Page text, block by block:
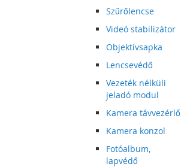
Szűrőlencse
Videó stabilizátor
Objektívsapka
Lencsevédő
Vezeték nélküli
jeladó modul
Kamera távvezérlő
Kamera konzol
Fotóalbum,
lapvédő